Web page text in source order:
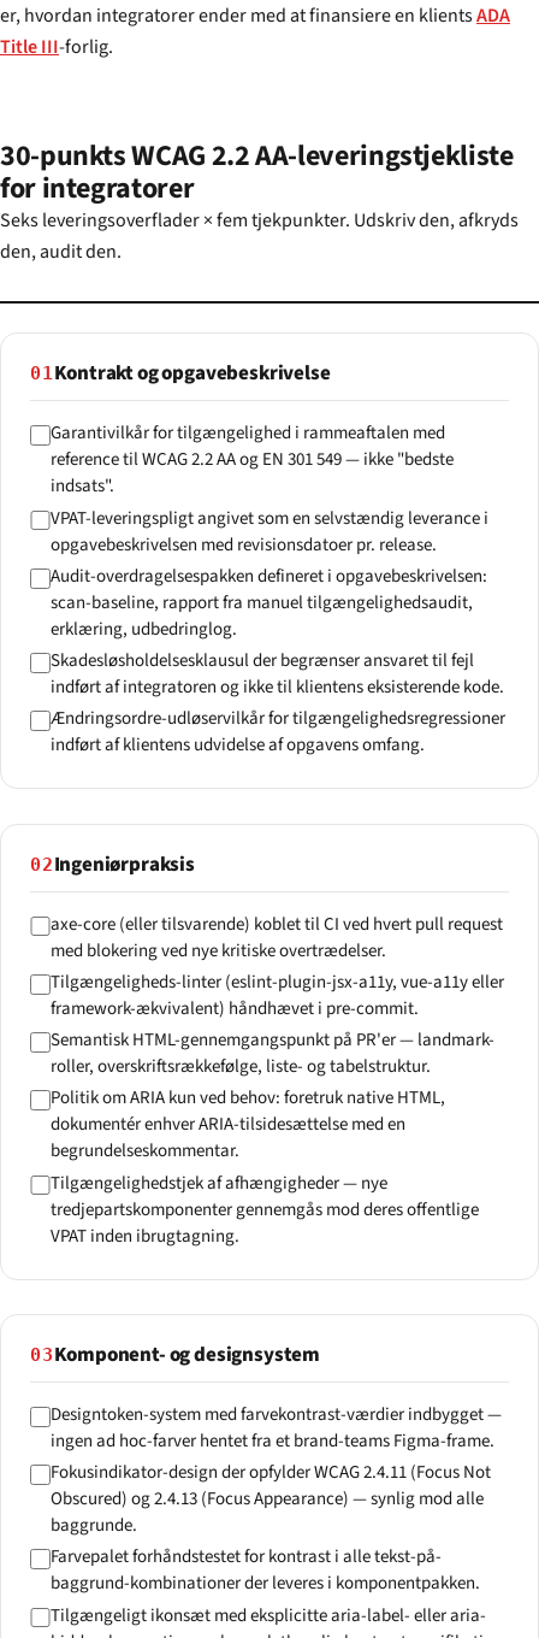
er, hvordan integratorer ender med at finansiere en klientsADA
Title III-forlig.
30-punkts WCAG 2.2 AA-leveringstjekliste
for integratorer
Seks leveringsoverflader × fem tjekpunkter. Udskriv den, afkryds
den, audit den.
01Kontrakt og opgavebeskrivelse
Garantivilkår for tilgængelighed i rammeaftalen med
reference til WCAG 2.2 AA og EN 301 549 — ikke "bedste
indsats".
VPAT-leveringspligt angivet som en selvstændig leverance i
opgavebeskrivelsen med revisionsdatoer pr. release.
Audit-overdragelsespakken defineret i opgavebeskrivelsen:
scan-baseline, rapport fra manuel tilgængelighedsaudit,
erklæring, udbedringlog.
Skadesløsholdelsesklausul der begrænser ansvaret til fejl
indført af integratoren og ikke til klientens eksisterende kode.
Ændringsordre-udløservilkår for tilgængelighedsregressioner
indført af klientens udvidelse af opgavens omfang.
02Ingeniørpraksis
axe-core (eller tilsvarende) koblet til CI ved hvert pull request
med blokering ved nye kritiske overtrædelser.
Tilgængeligheds-linter (eslint-plugin-jsx-a11y, vue-a11y eller
framework-ækvivalent) håndhævet i pre-commit.
Semantisk HTML-gennemgangspunkt på PR'er — landmark-
roller, overskriftsrækkefølge, liste- og tabelstruktur.
Politik om ARIA kun ved behov: foretruk native HTML,
dokumentér enhver ARIA-tilsidesættelse med en
begrundelseskommentar.
Tilgængelighedstjek af afhængigheder — nye
tredjepartskomponenter gennemgås mod deres offentlige
VPAT inden ibrugtagning.
03Komponent- og designsystem
Designtoken-system med farvekontrast-værdier indbygget —
ingen ad hoc-farver hentet fra et brand-teams Figma-frame.
Fokusindikator-design der opfylder WCAG 2.4.11 (Focus Not
Obscured) og 2.4.13 (Focus Appearance) — synlig mod alle
baggrunde.
Farvepalet forhåndstestet for kontrast i alle tekst-på-
baggrund-kombinationer der leveres i komponentpakken.
Tilgængeligt ikonsæt med eksplicitte aria-label- eller aria-